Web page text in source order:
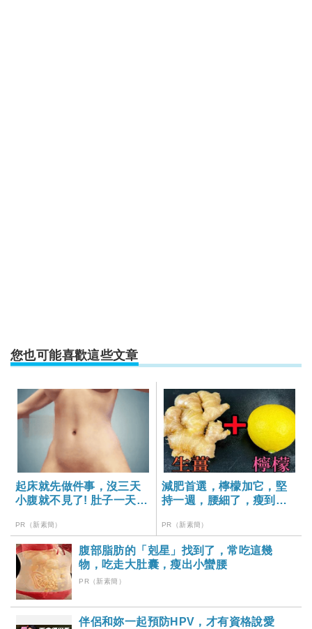
您也可能喜歡這些文章
起床就先做件事，沒三天
小腹就不見了! 肚子一天天
PR（新素簡）
減肥首選，檸檬加它，堅
持一週，腰細了，瘦到你
PR（新素簡）
腹部脂肪的「剋星」找到了，常吃這幾
物，吃走大肚囊，瘦出小蠻腰
PR（新素簡）
伴侶和妳一起預防HPV，才有資格說愛